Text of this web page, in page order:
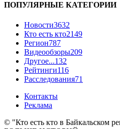
ПОПУЛЯРНЫЕ КАТЕГОРИИ
Новости3632
Кто есть кто2149
Регион787
Видеообзоры209
Другое...132
Рейтинги116
Расследования71
Контакты
Реклама
© "Кто есть кто в Байкальском